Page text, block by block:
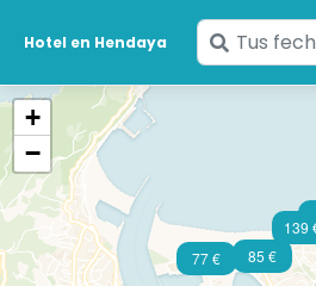
Hotel en Hendaya
Ingresa
tus
77 € 85 €
139
+
−